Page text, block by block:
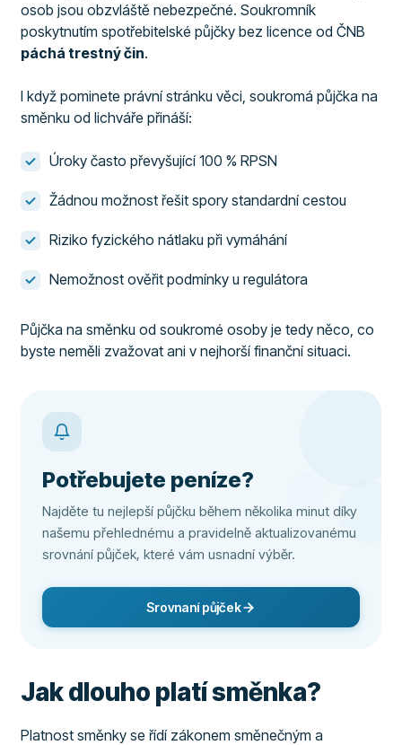
osob jsou obzvláště nebezpečné. Soukromník
poskytnutím spotřebitelské půjčky bez licence od ČNB
páchá trestný čin.
I když pominete právní stránku věci, soukromá půjčka na
směnku od lichváře přináší:
Úroky často převyšující 100 % RPSN
Žádnou možnost řešit spory standardní cestou
Riziko fyzického nátlaku při vymáhání
Nemožnost ověřit podmínky u regulátora
Půjčka na směnku od soukromé osoby je tedy něco, co
byste neměli zvažovat ani v nejhorší finanční situaci.
Potřebujete peníze?
Najděte tu nejlepší půjčku během několika minut díky
našemu přehlednému a pravidelně aktualizovanému
srovnání půjček, které vám usnadní výběr.
Srovnaní půjček
Jak dlouho platí směnka?
Platnost směnky se řídí zákonem směnečným a